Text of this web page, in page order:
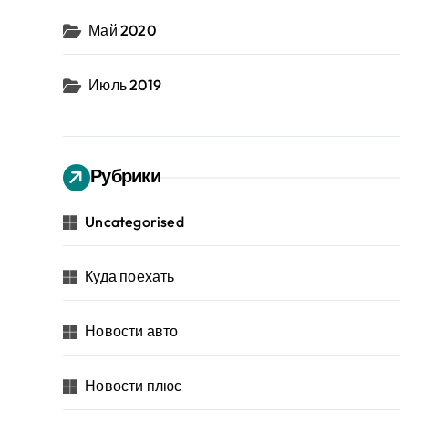
Май 2020
Июль 2019
Рубрики
Uncategorised
Куда поехать
Новости авто
Новости плюс